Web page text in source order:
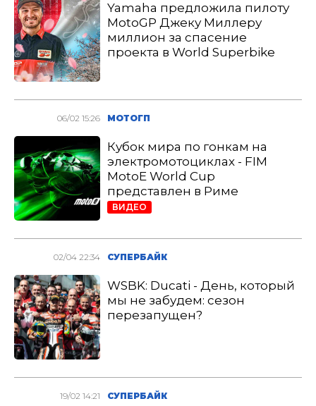
Yamaha предложила пилоту
MotoGP Джеку Миллеру
миллион за спасение
проекта в World Superbike
06/02 15:26 МОТОГП
Кубок мира по гонкам на
электромотоциклах - FIM
MotoE World Cup
представлен в Риме
ВИДЕО
02/04 22:34 СУПЕРБАЙК
WSBK: Ducati - День, который
мы не забудем: сезон
перезапущен?
19/02 14:21 СУПЕРБАЙК